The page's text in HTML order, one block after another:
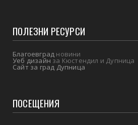
ПОЛЕЗНИ РЕСУРСИ
Благоевград новини
Уеб дизайнза Кюстендил и Дупница
Сайт за град Дупница
ПОСЕЩЕНИЯ